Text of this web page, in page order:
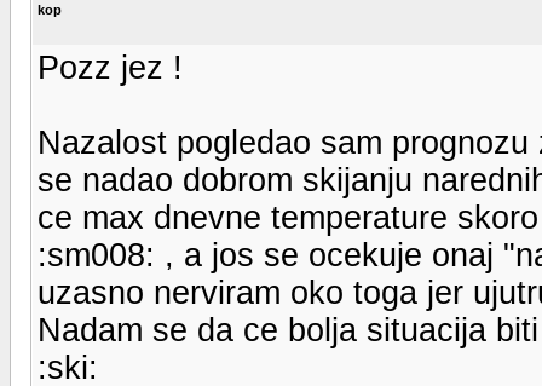
kop
Pozz jez !
Nazalost pogledao sam
se nadao dobrom skijanju
ce max dnevne temperature
:sm008: , a jos se ocekuje onaj
uzasno nerviram oko toga jer
Nadam se da ce bolja situacija
:ski: